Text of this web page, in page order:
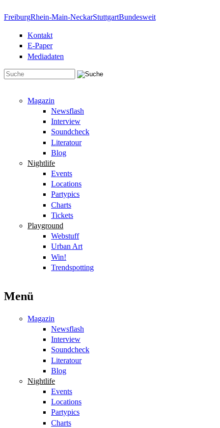
FreiburgRhein-Main-NeckarStuttgartBundesweit
Kontakt
E-Paper
Mediadaten
Magazin
Newsflash
Interview
Soundcheck
Literatour
Blog
Nightlife
Events
Locations
Partypics
Charts
Tickets
Playground
Webstuff
Urban Art
Win!
Trendspotting
Menü
Magazin
Newsflash
Interview
Soundcheck
Literatour
Blog
Nightlife
Events
Locations
Partypics
Charts